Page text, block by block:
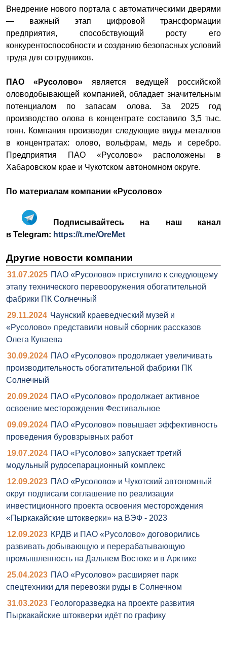
Внедрение нового портала с автоматическими дверями
— важный этап цифровой трансформации
предприятия, способствующий росту его
конкурентоспособности и созданию безопасных условий
труда для сотрудников.
ПАО «Русолово» является ведущей российской
оловодобывающей компанией, обладает значительным
потенциалом по запасам олова. За 2025 год
производство олова в концентрате составило 3,5 тыс.
тонн. Компания производит следующие виды металлов
в концентратах: олово, вольфрам, медь и серебро.
Предприятия ПАО «Русолово» расположены в
Хабаровском крае и Чукотском автономном округе.
По материалам компании «Русолово»
Подписывайтесь на наш канал
в Telegram: https://t.me/OreMet
Другие новости компании
31.07.2025 ПАО «Русолово» приступило к следующему
этапу технического перевооружения обогатительной
фабрики ПК Солнечный
29.11.2024 Чаунский краеведческий музей и
«Русолово» представили новый сборник рассказов
Олега Куваева
30.09.2024 ПАО «Русолово» продолжает увеличивать
производительность обогатительной фабрики ПК
Солнечный
20.09.2024 ПАО «Русолово» продолжает активное
освоение месторождения Фестивальное
09.09.2024 ПАО «Русолово» повышает эффективность
проведения буровзрывных работ
19.07.2024 ПАО «Русолово» запускает третий
модульный рудосепарационный комплекс
12.09.2023 ПАО «Русолово» и Чукотский автономный
округ подписали соглашение по реализации
инвестиционного проекта освоения месторождения
«Пыркакайские штокверки» на ВЭФ - 2023
12.09.2023 КРДВ и ПАО «Русолово» договорились
развивать добывающую и перерабатывающую
промышленность на Дальнем Востоке и в Арктике
25.04.2023 ПАО «Русолово» расширяет парк
спецтехники для перевозки руды в Солнечном
31.03.2023 Геологоразведка на проекте развития
Пыркакайские штокверки идёт по графику